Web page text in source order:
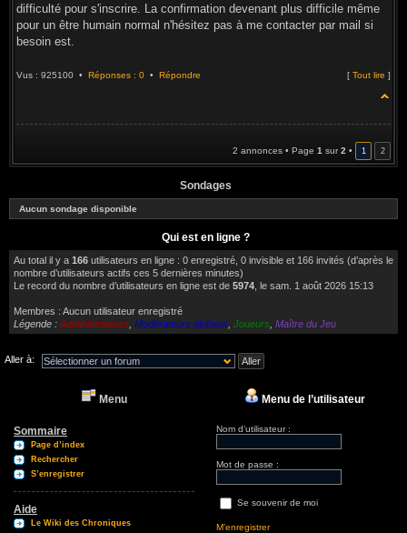
difficulté pour s'inscrire. La confirmation devenant plus difficile même
pour un être humain normal n'hésitez pas à me contacter par mail si
besoin est.
Vus : 925100 • Réponses : 0 • Répondre [ Tout lire ]
2 annonces • Page 1 sur2 • 1 2
Sondages
Aucun sondage disponible
Qui est en ligne ?
Au total il y a 166 utilisateurs en ligne : 0 enregistré, 0 invisible et 166 invités (d’après le
nombre d’utilisateurs actifs ces 5 dernières minutes)
Le record du nombre d’utilisateurs en ligne est de 5974 , le sam. 1 août 2026 15:13
Membres : Aucun utilisateur enregistré
Légende : Administrateurs Modérateurs globaux Joueurs Maître du Jeu
Aller à:
Menu
Sommaire
Page d’index
Rechercher
S’enregistrer
Aide
Le Wiki des Chroniques
Menu de l’utilisateur
Nom d’utilisateur :
Mot de passe :
Se souvenir de moi
M’enregistrer